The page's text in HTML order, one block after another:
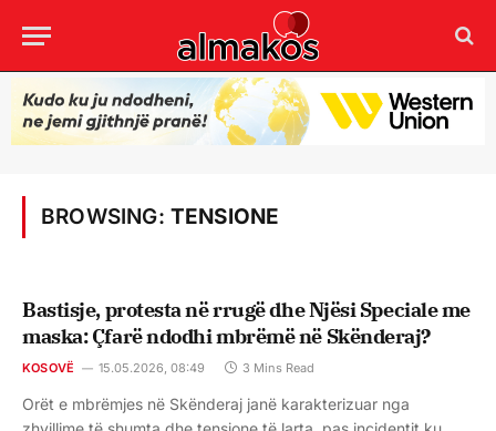
BROWSING: TENSIONE
Bastisje, protesta në rrugë dhe Njësi Speciale me
maska: Çfarë ndodhi mbrëmë në Skënderaj?
KOSOVË 15.05.2026, 08:49 3 Mins Read
Orët e mbrëmjes në Skënderaj janë karakterizuar nga